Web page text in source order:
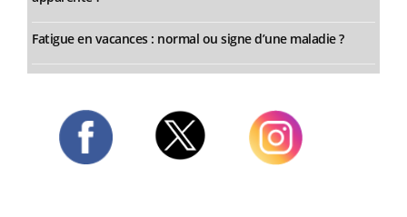
Fatigue en vacances : normal ou signe d’une maladie ?